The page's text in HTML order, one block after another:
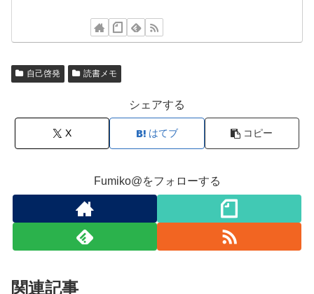
自己啓発 読書メモ
シェアする
X はてブ コピー
Fumiko@をフォローする
関連記事